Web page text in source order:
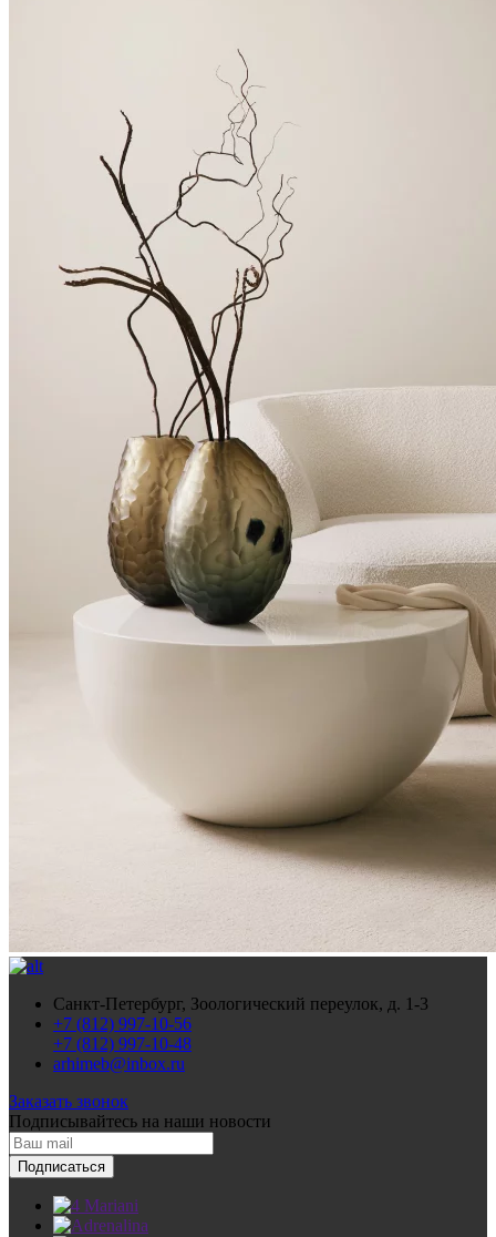
Санкт-Петербург, Зоологический переулок, д. 1-3
+7 (812) 997-10-56
+7 (812) 997-10-48
arhimeb@inbox.ru
Заказать звонок
Подписывайтесь на наши новости